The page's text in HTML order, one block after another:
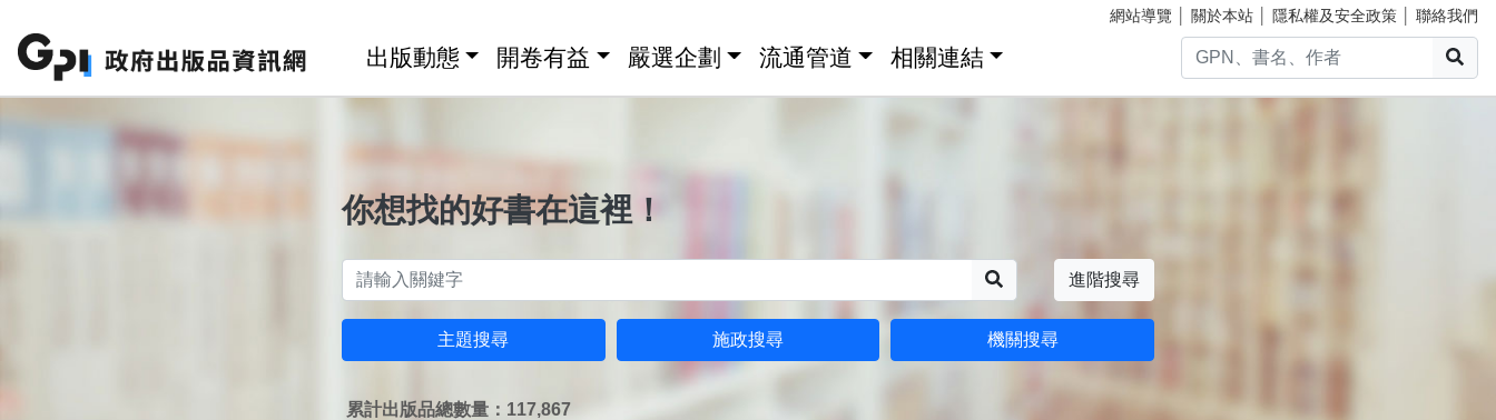
網站導覽 關於本站 隱私權及安全政策 聯絡我們
出版動態 開卷有益 嚴選企劃 流通管道 相關連結
你想找的好書在這裡！
進階搜尋
主題搜尋 施政搜尋 機關搜尋
累計出版品總數量：117,867